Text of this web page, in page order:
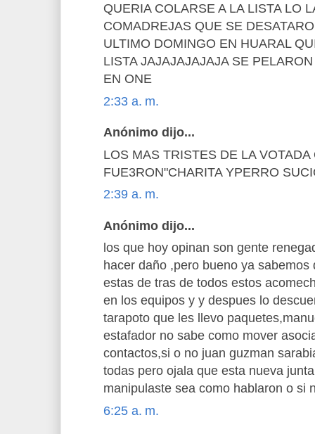
QUERIA COLARSE A LA LISTA LO
COMADREJAS QUE SE
ULTIMO DOMINGO EN HUARAL
LISTA JAJAJAJAJAJA SE
EN ONE
2:33 a. m.
Anónimo dijo...
LOS MAS TRISTES DE LA
FUE3RON"CHARITA YPERRO
2:39 a. m.
Anónimo dijo...
los que hoy opinan son gente
hacer daño ,pero bueno ya
estas de tras de todos estos
en los equipos y y despues lo
tarapoto que les llevo
estafador no sabe como mover
contactos,si o no juan guzman
todas pero ojala que esta nueva
manipulaste sea como hablaron o si
6:25 a. m.